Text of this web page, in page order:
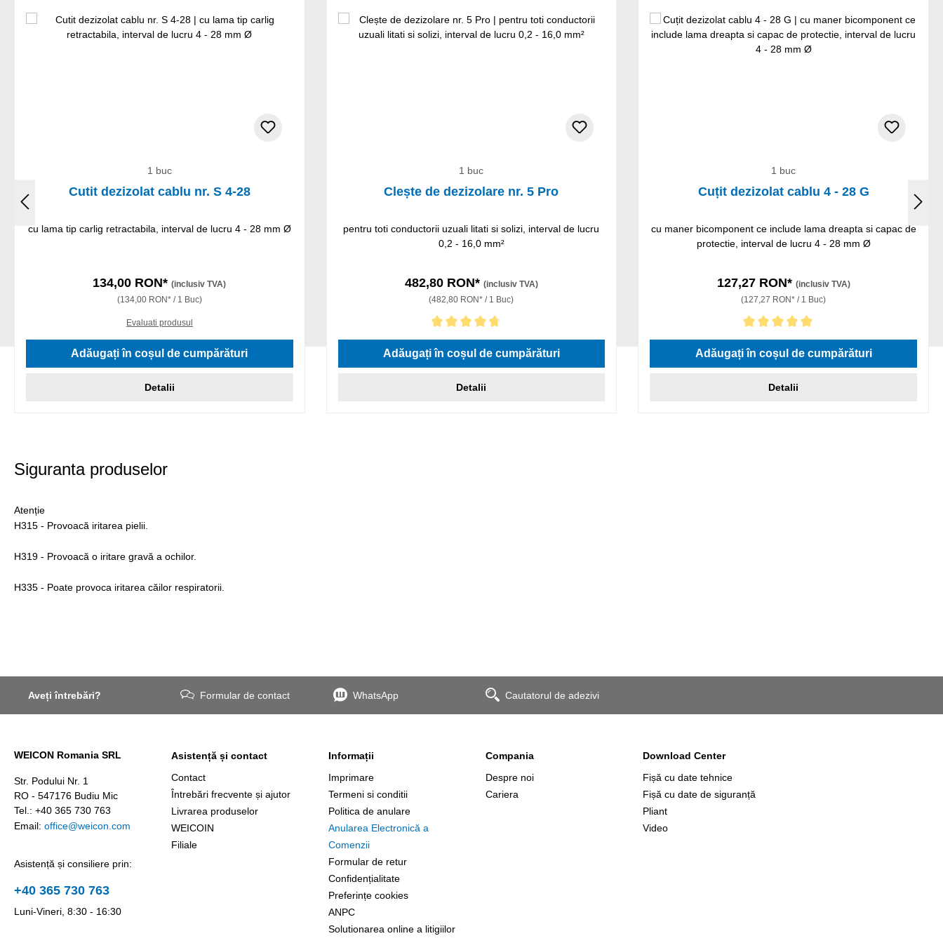
1 buc
Cutit dezizolat cablu nr. S 4-28
cu lama tip carlig retractabila, interval de lucru 4 - 28 mm Ø
134,00 RON*(inclusiv TVA)
(134,00 RON* / 1 Buc)
Evaluati produsul
Adăugați în coșul de cumpărături
Detalii
1 buc
Clește de dezizolare nr. 5 Pro
pentru toti conductorii uzuali litati si solizi, interval de lucru
0,2 - 16,0 mm²
482,80 RON* (inclusiv TVA)
(482,80 RON* / 1 Buc)
Evaluarea medie de 4.75 din 5 stele
Adăugați în coșul de cumpărături
Detalii
1 buc
Cuțit dezizolat cablu 4 - 28 G
cu maner bicomponent ce include lama dreapta si capac de
protectie, interval de lucru 4 - 28 mm Ø
127,27 RON* (inclusiv TVA)
(127,27 RON* / 1 Buc)
Evaluarea medie de 5 din 5 stele
Adăugați în coșul de cumpărături
Detalii
Siguranta produselor
Atenție
H315 - Provoacă iritarea pielii.
H319 - Provoacă o iritare gravă a ochilor.
H335 - Poate provoca iritarea căilor respiratorii.
Aveți întrebări? Formular de contact WhatsApp Cautatorul de adezivi
WEICON Romania SRL
Str. Podului Nr. 1
RO - 547176 Budiu Mic
Tel.: +40 365 730 763
Email: office@weicon.com
Asistență și consiliere prin:
+40 365 730 763
Luni-Vineri, 8:30 - 16:30
Asistență și contact
Contact
Întrebări frecvente și ajutor
Livrarea produselor
WEICOIN
Filiale
Informații
Imprimare
Termeni si conditii
Politica de anulare
Anularea Electronică a
Comenzii
Formular de retur
Confidențialitate
Preferințe cookies
ANPC
Solutionarea online a litigiilor
Compania
Despre noi
Cariera
Download Center
Fișă cu date tehnice
Fișă cu date de siguranță
Pliant
Video